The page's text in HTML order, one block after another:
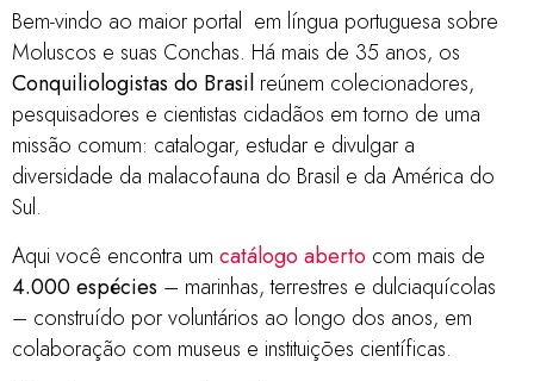
Conchas do Brasil
mais de 3.000 espécies - marinhas,
terrestres e de água doce - nativas
e invasoras
Bem-vindo ao maior portal em língua portuguesa sobre
Moluscos e suas Conchas. Há mais de 35 anos, os
Conquiliologistas do Brasil reúnem colecionadores,
pesquisadores e cientistas cidadãos em torno de uma
missão comum: catalogar, estudar e divulgar a
diversidade da malacofauna do Brasil e da América do
Sul.
Aqui você encontra um catálogo aberto com mais de
4.000 espécies – marinhas, terrestres e dulciaquícolas
– construído por voluntários ao longo dos anos, em
colaboração com museus e instituições científicas.